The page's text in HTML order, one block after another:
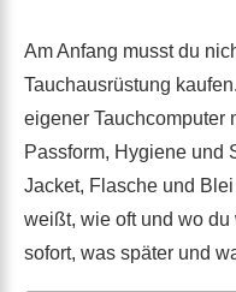
Am Anfang musst du
Tauchausrüstung
eigener Tauchcomputer
Passform, Hygiene und
Jacket, Flasche und
weißt, wie oft und wo
sofort, was später und